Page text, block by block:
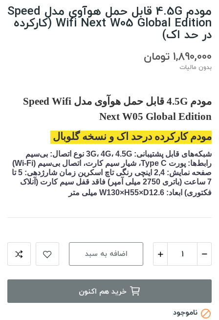
مودم 4.5G قابل حمل هوآوی مدل Speed
Wifi Next W05 Global Edition (کارکرده
در حد اک)
1,890,000 تومان
بدون مالیات
مودم 4.5G قابل حمل هوآوی مدل Speed Wifi
Next W05 Global Edition
مودم کارکرده درحد اک و نسخه گلوبال
شبکه‌های قابل پشتیبانی: 3G، 4G، 4.5G نوع اتصال: بی‌سیم
رابط‌ها: پورت Type C، شیار سیم کارت، اتصال بی‌سیم (Wi-Fi)
صفحه نمایش: 2,4 اینچی رنگی تاچ اسکرین زمان شارژدهی: 5 تا
7 ساعت (باتری 2750 میلی آمپر) فاقد قفل سیم کارت (آنلاک
فکتوری) ابعاد: W130×H55×D12.6 میلی متر
اضافه به سبد
خرید هم اکنون
 ناموجود